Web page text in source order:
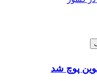
پوچ شد